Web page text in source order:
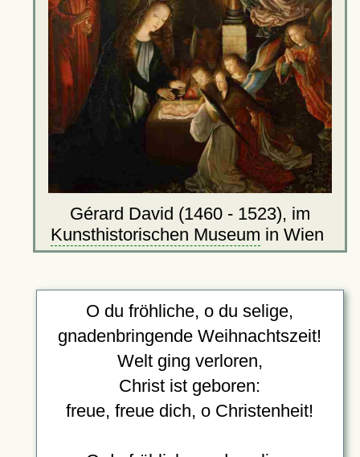
Gérard David (1460 - 1523), im
Kunsthistorischen Museum in Wien
O du fröhliche, o du selige,
gnadenbringende Weihnachtszeit!
Welt ging verloren,
Christ ist geboren:
freue, freue dich, o Christenheit!